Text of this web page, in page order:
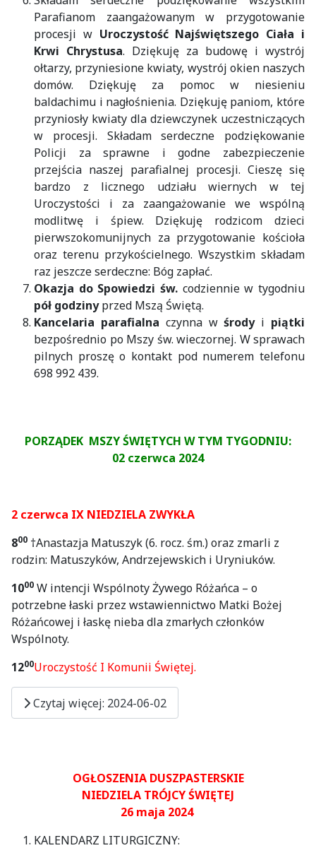
Parafianom zaangażowanym w przygotowanie
procesji w Uroczystość Najświętszego Ciała i
Krwi Chrystusa. Dziękuję za budowę i wystrój
ołtarzy, przyniesione kwiaty, wystrój okien naszych
domów. Dziękuję za pomoc w niesieniu
baldachimu i nagłośnienia. Dziękuję paniom, które
przyniosły kwiaty dla dziewczynek uczestniczących
w procesji. Składam serdeczne podziękowanie
Policji za sprawne i godne zabezpieczenie
przejścia naszej parafialnej procesji. Cieszę się
bardzo z licznego udziału wiernych w tej
Uroczystości i za zaangażowanie we wspólną
modlitwę i śpiew. Dziękuję rodzicom dzieci
pierwszokomunijnych za przygotowanie kościoła
oraz terenu przykościelnego. Wszystkim składam
raz jeszcze serdeczne: Bóg zapłać.
Okazja do Spowiedzi św. codziennie w tygodniu
pół godzinyprzed Mszą Świętą.
Kancelaria parafialna czynna wśrodyi piątki
bezpośrednio po Mszy św. wieczornej. W sprawach
pilnych proszę o kontakt pod numerem telefonu
698 992 439.
PORZĄDEK MSZY ŚWIĘTYCH W TYM TYGODNIU:
02 czerwca 2024
2 czerwca IX NIEDZIELA ZWYKŁA
800 †Anastazja Matuszyk (6. rocz. śm.) oraz zmarli z
rodzin: Matuszyków, Andrzejewskich i Uryniuków.
1000 W intencji Wspólnoty Żywego Różańca – o
potrzebne łaski przez wstawiennictwo Matki Bożej
Różańcowej i łaskę nieba dla zmarłych członków
Wspólnoty.
1200Uroczystość I Komunii Świętej.
Czytaj więcej: 2024-06-02
OGŁOSZENIA DUSZPASTERSKIE
NIEDZIELA TRÓJCY ŚWIĘTEJ
26 maja 2024
KALENDARZ LITURGICZNY: